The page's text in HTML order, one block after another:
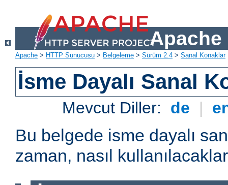
Apache
Apache > HTTP Sunucusu > Belgeleme > Sürüm 2.4 > Sanal Konaklar
İsme Dayalı Sanal
Mevcut Diller: de |
Bu belgede isme dayalı
zaman, nasıl